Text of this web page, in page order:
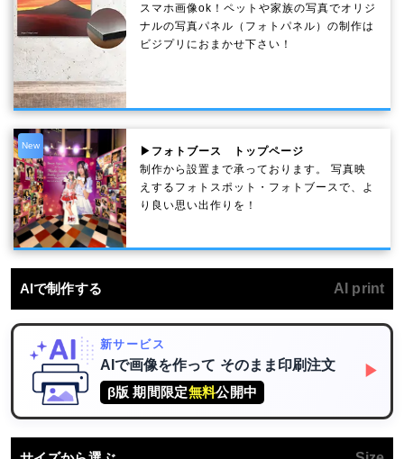
スマホ画像ok！ペットや家族の写真でオリジ
ナルの写真パネル（フォトパネル）の制作は
ビジプリにおまかせ下さい！
New
▶フォトブース トップページ
制作から設置まで承っております。 写真映
えするフォトスポット・フォトブースで、よ
り良い思い出作りを！
AIで制作する AI print
新サービス
AIで画像を作って そのまま印刷注文
β版 期間限定無料公開中
▶